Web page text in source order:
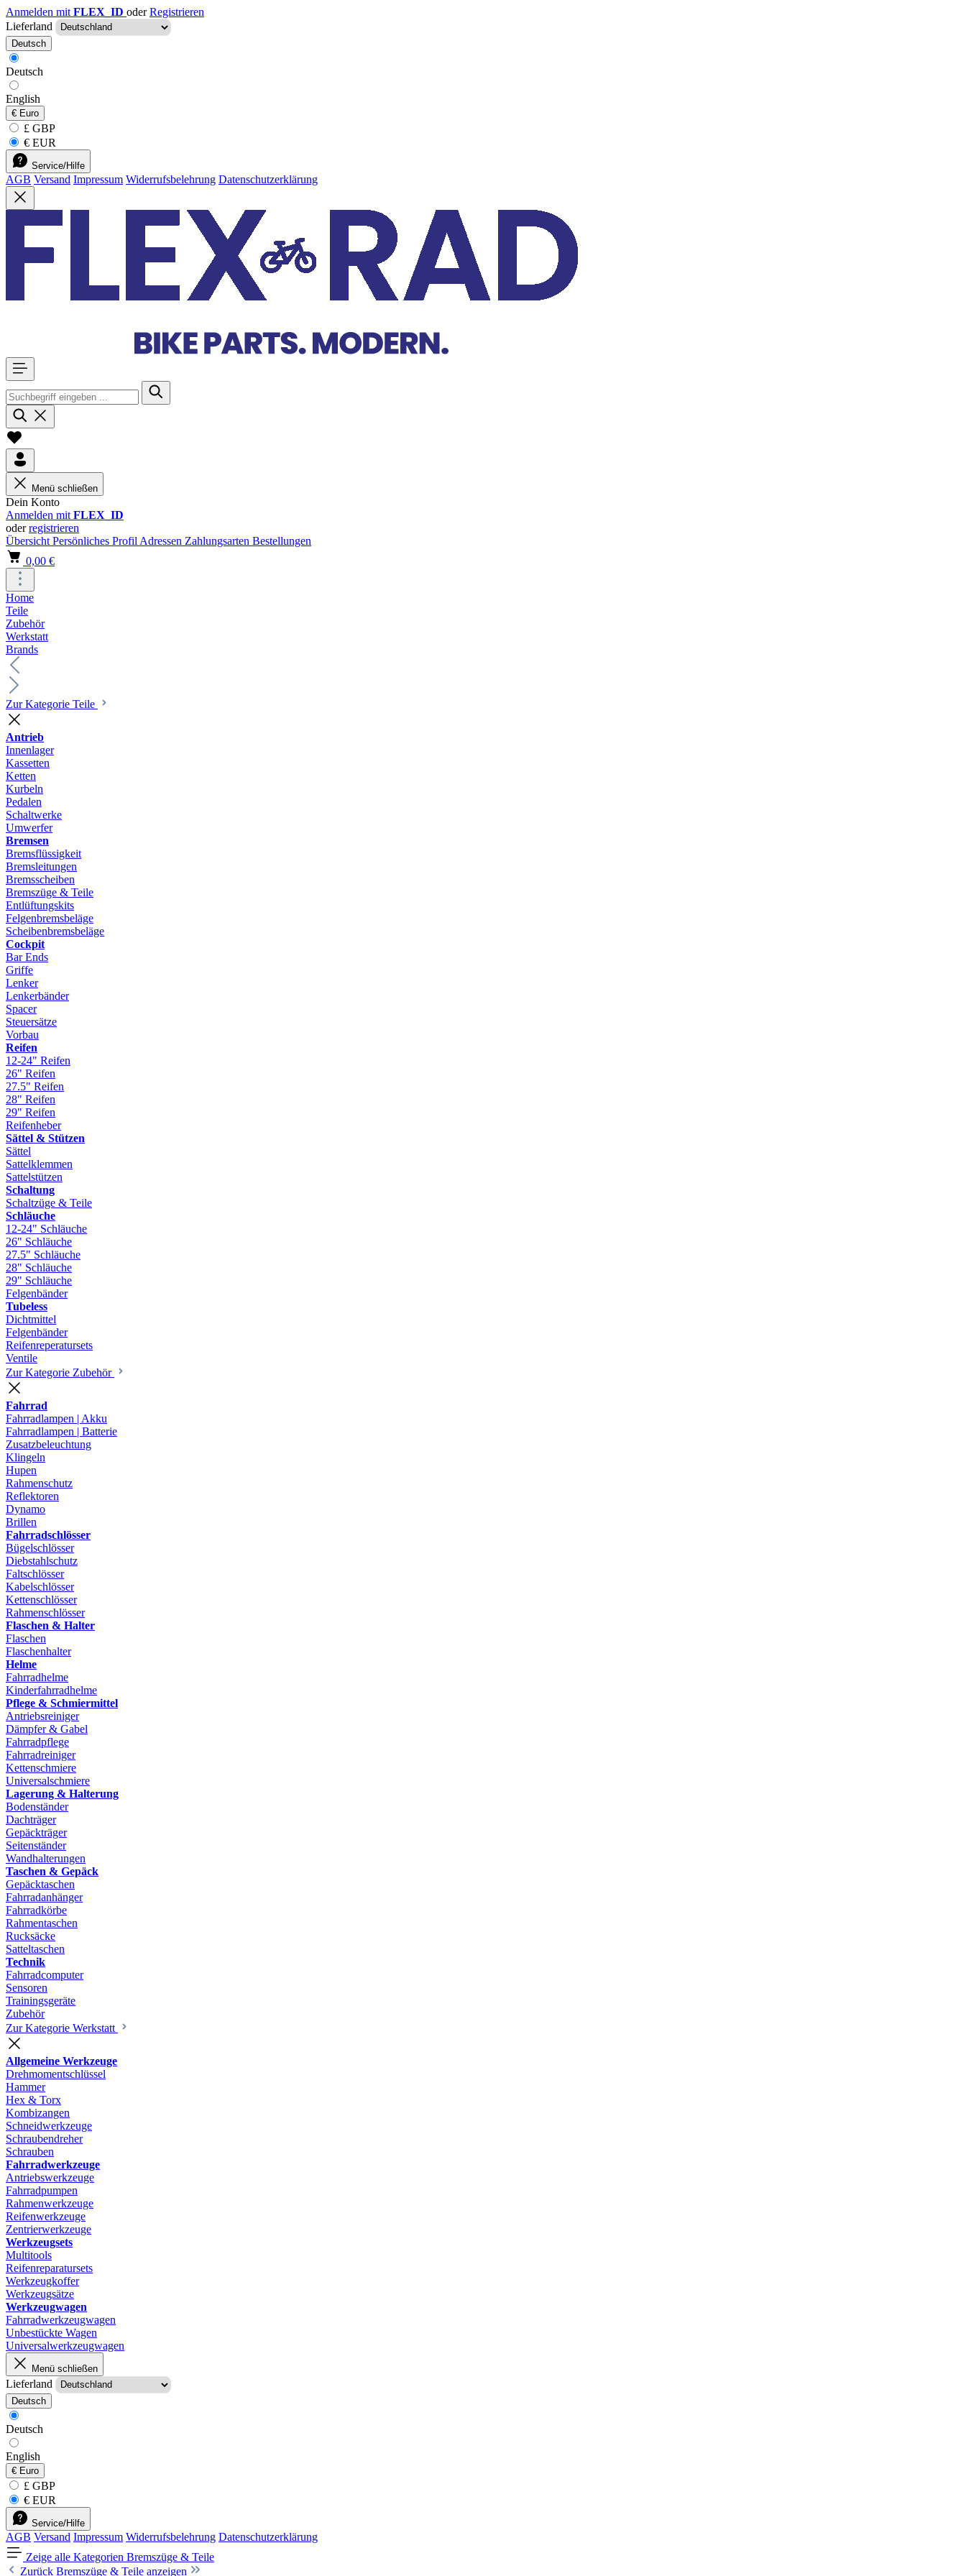
Anmelden mit FLEX_ID oder Registrieren
Lieferland
Deutsch
Deutsch
English
€ Euro
£ GBP
€ EUR
Service/Hilfe
AGB Versand Impressum Widerrufsbelehrung Datenschutzerklärung
Menü schließen
Dein Konto
Anmelden mit FLEX_ID
oderregistrieren
Übersicht Persönliches Profil Adressen Zahlungsarten Bestellungen
0,00 €
Home
Teile
Zubehör
Werkstatt
Brands
Zur Kategorie Teile
Antrieb
Innenlager
Kassetten
Ketten
Kurbeln
Pedalen
Schaltwerke
Umwerfer
Bremsen
Bremsflüssigkeit
Bremsleitungen
Bremsscheiben
Bremszüge & Teile
Entlüftungskits
Felgenbremsbeläge
Scheibenbremsbeläge
Cockpit
Bar Ends
Griffe
Lenker
Lenkerbänder
Spacer
Steuersätze
Vorbau
Reifen
12-24" Reifen
26" Reifen
27.5" Reifen
28" Reifen
29" Reifen
Reifenheber
Sättel & Stützen
Sättel
Sattelklemmen
Sattelstützen
Schaltung
Schaltzüge & Teile
Schläuche
12-24" Schläuche
26" Schläuche
27.5" Schläuche
28" Schläuche
29" Schläuche
Felgenbänder
Tubeless
Dichtmittel
Felgenbänder
Reifenreperatursets
Ventile
Zur Kategorie Zubehör
Fahrrad
Fahrradlampen | Akku
Fahrradlampen | Batterie
Zusatzbeleuchtung
Klingeln
Hupen
Rahmenschutz
Reflektoren
Dynamo
Brillen
Fahrradschlösser
Bügelschlösser
Diebstahlschutz
Faltschlösser
Kabelschlösser
Kettenschlösser
Rahmenschlösser
Flaschen & Halter
Flaschen
Flaschenhalter
Helme
Fahrradhelme
Kinderfahrradhelme
Pflege & Schmiermittel
Antriebsreiniger
Dämpfer & Gabel
Fahrradpflege
Fahrradreiniger
Kettenschmiere
Universalschmiere
Lagerung & Halterung
Bodenständer
Dachträger
Gepäckträger
Seitenständer
Wandhalterungen
Taschen & Gepäck
Gepäcktaschen
Fahrradanhänger
Fahrradkörbe
Rahmentaschen
Rucksäcke
Satteltaschen
Technik
Fahrradcomputer
Sensoren
Trainingsgeräte
Zubehör
Zur Kategorie Werkstatt
Allgemeine Werkzeuge
Drehmomentschlüssel
Hammer
Hex & Torx
Kombizangen
Schneidwerkzeuge
Schraubendreher
Schrauben
Fahrradwerkzeuge
Antriebswerkzeuge
Fahrradpumpen
Rahmenwerkzeuge
Reifenwerkzeuge
Zentrierwerkzeuge
Werkzeugsets
Multitools
Reifenreparatursets
Werkzeugkoffer
Werkzeugsätze
Werkzeugwagen
Fahrradwerkzeugwagen
Unbestückte Wagen
Universalwerkzeugwagen
Menü schließen
Lieferland
Deutsch
Deutsch
English
€ Euro
£ GBP
€ EUR
Service/Hilfe
AGB Versand Impressum Widerrufsbelehrung Datenschutzerklärung
Zeige alle Kategorien Bremszüge & Teile
Zurück Bremszüge & Teile anzeigen